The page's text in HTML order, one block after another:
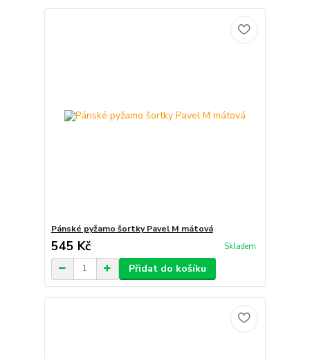
Pánské pyžamo šortky Pavel M mátová
545 Kč Skladem
Přidat do košíku